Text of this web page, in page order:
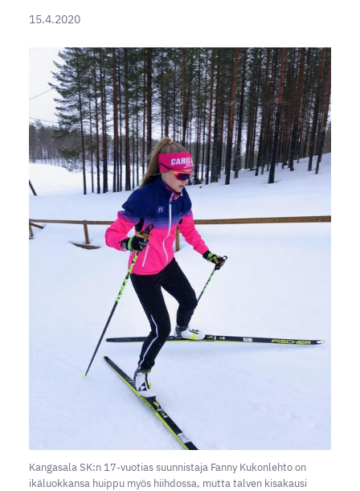
15.4.2020
Kangasala SK:n 17-vuotias suunnistaja Fanny Kukonlehto on
ikäluokkansa huippu myös hiihdossa, mutta talven kisakausi